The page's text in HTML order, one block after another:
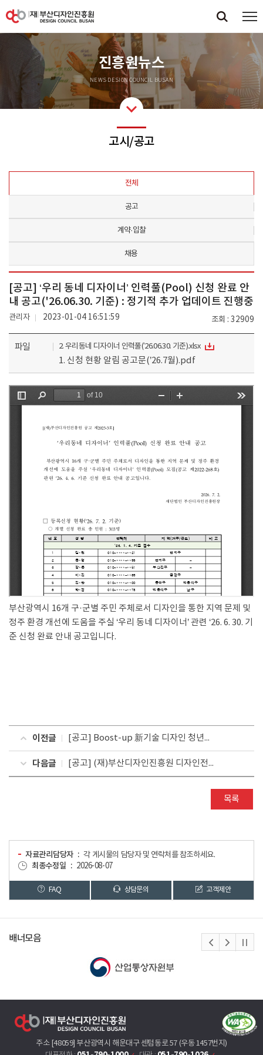
진흥원뉴스
NEWS DESIGN COUNCIL BUSAN
고시/공고
전체
공고
계약·입찰
채용
[공고] ‘우리 동네 디자이너’ 인력풀(Pool) 신청 완료 안
내 공고('26.06.30. 기준) : 정기적 추가 업데이트 진행중
조회 32909
관리자 2023-01-04 16:51:59
파일 2. 우리동네 디자이너 인력풀(’26.06.30. 기준).xlsx
1. 신청 현황 알림 공고문(’26.7월).pdf
부산광역시 16개 구·군별 주민 주체로서 디자인을 통한 지역 문제 및
정주 환경 개선에 도움을 주실 ‘우리 동네 디자이너’ 관련 ‘26. 6. 30. 기
준 신청 완료 안내 공고입니다.
이전글 [공고] Boost-up 新기술 디자인 청년일자리지원사업 참여기업 선정결과 공고
다음글 [공고] (재)부산디자인진흥원 디자인전문인력 양성과정 취업교육생 모집(콘텐츠 편집디자인 전문가 과정)
목록
자료관리담당자
각 게시물의 담당자 및 연락처를 참조하세요.
최종수정일
2026-08-07
FAQ 상담문의 고객제안
배너모음
주소 [48059] 부산광역시 해운대구 센텀동로 57 (우동 1457번지)